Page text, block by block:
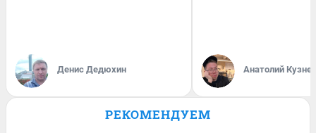
Денис Дедюхин Анатолий
РЕКОМЕНДУЕМ